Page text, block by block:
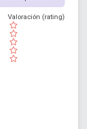
( )
( )
( )
( )
( )
Valoración (rating)